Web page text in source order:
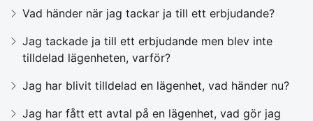
Vad händer när jag tackar ja till ett erbjudande?
Jag tackade ja till ett erbjudande men blev inte
tilldelad lägenheten, varför?
Jag har blivit tilldelad en lägenhet, vad händer nu?
Jag har fått ett avtal på en lägenhet, vad gör jag